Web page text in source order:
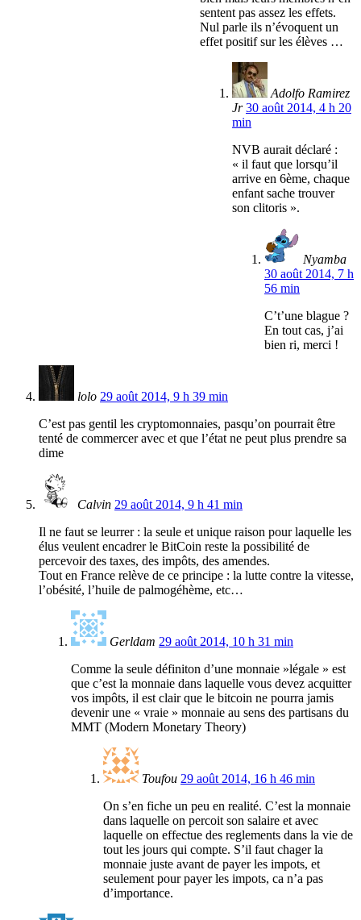
sentent pas assez les effets.
Nul parle ils n’évoquent un
effet positif sur les élèves …
Adolfo Ramirez
Jr 30 août 2014, 4 h 20
min
NVB aurait déclaré :
« il faut que lorsqu’il
arrive en 6ème, chaque
enfant sache trouver
son clitoris ».
Nyamba
30 août 2014, 7 h
56 min
C’t’une blague ?
En tout cas, j’ai
bien ri, merci !
lolo 29 août 2014, 9 h 39 min
C’est pas gentil les cryptomonnaies, pasqu’on pourrait être
tenté de commercer avec et que l’état ne peut plus prendre sa
dime
Calvin 29 août 2014, 9 h 41 min
Il ne faut se leurrer : la seule et unique raison pour laquelle les
élus veulent encadrer le BitCoin reste la possibilité de
percevoir des taxes, des impôts, des amendes.
Tout en France relève de ce principe : la lutte contre la vitesse,
l’obésité, l’huile de palmogéhème, etc…
Gerldam 29 août 2014, 10 h 31 min
Comme la seule définiton d’une monnaie »légale » est
que c’est la monnaie dans laquelle vous devez acquitter
vos impôts, il est clair que le bitcoin ne pourra jamis
devenir une « vraie » monnaie au sens des partisans du
MMT (Modern Monetary Theory)
Toufou 29 août 2014, 16 h 46 min
On s’en fiche un peu en realité. C’est la monnaie
dans laquelle on percoit son salaire et avec
laquelle on effectue des reglements dans la vie de
tout les jours qui compte. S’il faut chager la
monnaie juste avant de payer les impots, et
seulement pour payer les impots, ca n’a pas
d’importance.